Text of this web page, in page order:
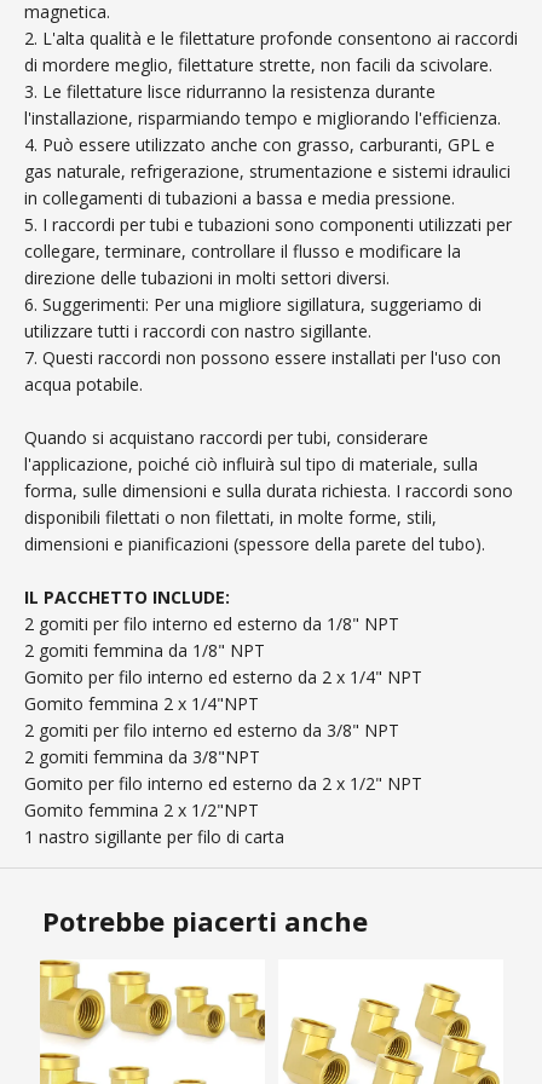
magnetica.
2. L'alta qualità e le filettature profonde consentono ai raccordi
di mordere meglio, filettature strette, non facili da scivolare.
3. Le filettature lisce ridurranno la resistenza durante
l'installazione, risparmiando tempo e migliorando l'efficienza.
4. Può essere utilizzato anche con grasso, carburanti, GPL e
gas naturale, refrigerazione, strumentazione e sistemi idraulici
in collegamenti di tubazioni a bassa e media pressione.
5. I raccordi per tubi e tubazioni sono componenti utilizzati per
collegare, terminare, controllare il flusso e modificare la
direzione delle tubazioni in molti settori diversi.
6. Suggerimenti: Per una migliore sigillatura, suggeriamo di
utilizzare tutti i raccordi con nastro sigillante.
7. Questi raccordi non possono essere installati per l'uso con
acqua potabile.
Quando si acquistano raccordi per tubi, considerare
l'applicazione, poiché ciò influirà sul tipo di materiale, sulla
forma, sulle dimensioni e sulla durata richiesta. I raccordi sono
disponibili filettati o non filettati, in molte forme, stili,
dimensioni e pianificazioni (spessore della parete del tubo).
IL PACCHETTO INCLUDE:
2 gomiti per filo interno ed esterno da 1/8" NPT
2 gomiti femmina da 1/8" NPT
Gomito per filo interno ed esterno da 2 x 1/4" NPT
Gomito femmina 2 x 1/4"NPT
2 gomiti per filo interno ed esterno da 3/8" NPT
2 gomiti femmina da 3/8"NPT
Gomito per filo interno ed esterno da 2 x 1/2" NPT
Gomito femmina 2 x 1/2"NPT
1 nastro sigillante per filo di carta
Potrebbe piacerti anche